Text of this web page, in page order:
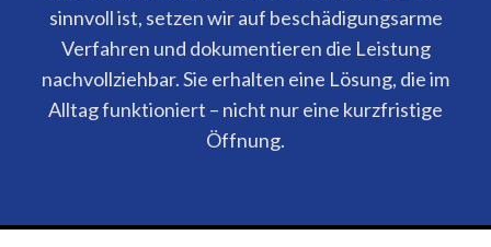
sinnvoll ist, setzen wir auf beschädigungsarme
Verfahren und dokumentieren die Leistung
nachvollziehbar. Sie erhalten eine Lösung, die im
Alltag funktioniert – nicht nur eine kurzfristige
Öffnung.